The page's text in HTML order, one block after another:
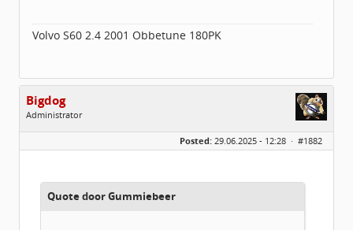
Volvo S60 2.4 2001 Obbetune 180PK
Bigdog
Administrator
Geslacht:
De glimlach van Twente
Homepage:
volvov70forum.com
Posted: 29.06.2025 - 12:28 · #1882
Quote door Gummiebeer